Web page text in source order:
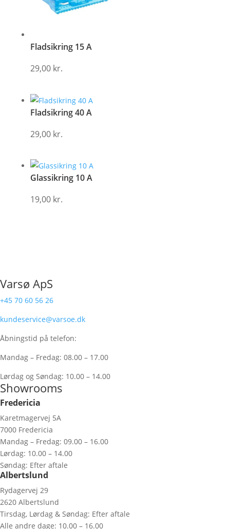
Fladsikring 15 A
29,00 kr.
Fladsikring 40 A
29,00 kr.
Glassikring 10 A
19,00 kr.
Varsø ApS
+45 70 60 56 26
kundeservice@varsoe.dk
Åbningstid på telefon:
Mandag – Fredag: 08.00 – 17.00
Lørdag og Søndag: 10.00 – 14.00
Showrooms
Fredericia
Karetmagervej 5A
7000 Fredericia
Mandag – Fredag: 09.00 – 16.00
Lørdag: 10.00 – 14.00
Søndag: Efter aftale
Albertslund
Rydagervej 29
2620 Albertslund
Tirsdag, Lørdag & Søndag: Efter aftale
Alle andre dage: 10.00 – 16.00